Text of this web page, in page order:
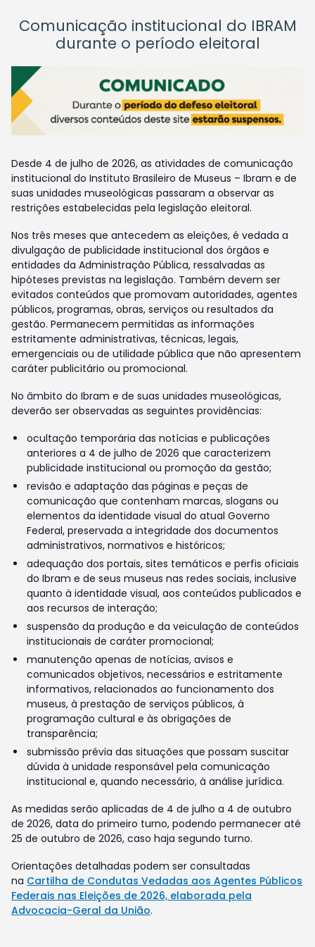
Comunicação institucional do IBRAM
durante o período eleitoral
Desde 4 de julho de 2026, as atividades de comunicação
institucional do Instituto Brasileiro de Museus – Ibram e de
suas unidades museológicas passaram a observar as
restrições estabelecidas pela legislação eleitoral.
Nos três meses que antecedem as eleições, é vedada a
divulgação de publicidade institucional dos órgãos e
entidades da Administração Pública, ressalvadas as
hipóteses previstas na legislação. Também devem ser
evitados conteúdos que promovam autoridades, agentes
públicos, programas, obras, serviços ou resultados da
gestão. Permanecem permitidas as informações
estritamente administrativas, técnicas, legais,
emergenciais ou de utilidade pública que não apresentem
caráter publicitário ou promocional.
No âmbito do Ibram e de suas unidades museológicas,
deverão ser observadas as seguintes providências:
ocultação temporária das notícias e publicações
anteriores a 4 de julho de 2026 que caracterizem
publicidade institucional ou promoção da gestão;
revisão e adaptação das páginas e peças de
comunicação que contenham marcas, slogans ou
elementos da identidade visual do atual Governo
Federal, preservada a integridade dos documentos
administrativos, normativos e históricos;
adequação dos portais, sites temáticos e perfis oficiais
do Ibram e de seus museus nas redes sociais, inclusive
quanto à identidade visual, aos conteúdos publicados e
aos recursos de interação;
suspensão da produção e da veiculação de conteúdos
institucionais de caráter promocional;
manutenção apenas de notícias, avisos e
comunicados objetivos, necessários e estritamente
informativos, relacionados ao funcionamento dos
museus, à prestação de serviços públicos, à
programação cultural e às obrigações de
transparência;
submissão prévia das situações que possam suscitar
dúvida à unidade responsável pela comunicação
institucional e, quando necessário, à análise jurídica.
As medidas serão aplicadas de 4 de julho a 4 de outubro
de 2026, data do primeiro turno, podendo permanecer até
25 de outubro de 2026, caso haja segundo turno.
Orientações detalhadas podem ser consultadas
na Cartilha de Condutas Vedadas aos Agentes Públicos
Federais nas Eleições de 2026, elaborada pela
Advocacia-Geral da União.